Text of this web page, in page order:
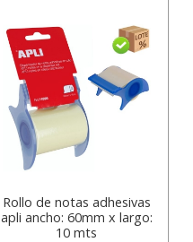
Rollo de notas adhesivas
apli ancho: 60mm x largo:
10 mts